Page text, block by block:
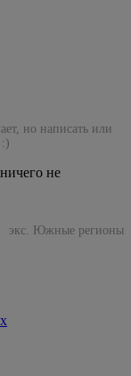
но написать или
:)
не
экс. Южные регионы